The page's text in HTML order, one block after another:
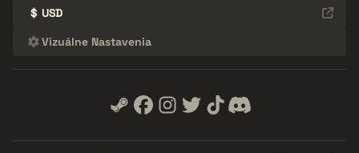
$ USD
Vizuálne Nastavenia